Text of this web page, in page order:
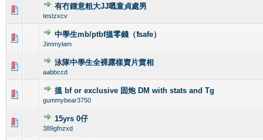
有冇鍾意粗大JJ嘅童貞處男
testzxcv
0 Vote(s) - 0 out of 5 in Average
12345
中學生mb/ptbf搵零錢（❗safe）
Jimmylam
0 Vote(s) - 0 out of 5 in Average
12 345
泳隊中學生全裸露樣賣片賣相
aabbccd
0 Vote(s) - 0 out of 5 in Average
12345
搵 bf or exclusive 固炮 DM with stats and Tg
gummybear3750
0 Vote(s) - 0 out of 5 in Average
12345
15yrs 0仔
389gfnzxd
0 Vote(s) - 0 out of 5 in Average